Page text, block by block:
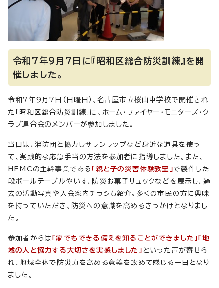
令和7年9月7日に『昭和区総合防災訓練』を開
催しました。
令和7年9月7日（日曜日）、名古屋市立桜山中学校で開催され
た「昭和区総合防災訓練」に、ホーム・ファイヤー・モニターズ・ク
ラブ連合会のメンバーが参加しました。
当日は、消防団と協力しサランラップなど身近な道具を使っ
て、実践的な応急手当の方法を参加者に指導しました。また、
HFMCの主幹事業である 「親と子の災害体験教室」で製作した
段ボールテーブルやいす、防災お菓子リュックなどを展示し、過
去の活動写真や入会案内チラシも紹介。多くの市民の方に興味
を持っていただき、防災への意識を高めるきっかけとなりまし
た。
参加者からは 「家でもできる備えを知ることができました」「地
域の人と協力する大切さを実感しました」 といった声が寄せら
れ、地域全体で防災力を高める意義を改めて感じる一日となり
ました。